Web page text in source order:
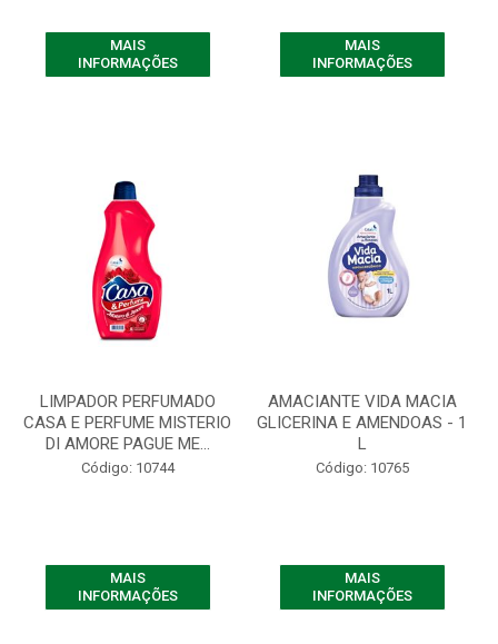
MAIS
INFORMAÇÕES
MAIS
INFORMAÇÕES
LIMPADOR PERFUMADO
CASA E PERFUME MISTERIO
DI AMORE PAGUE ME...
Código: 10744
MAIS
INFORMAÇÕES
AMACIANTE VIDA MACIA
GLICERINA E AMENDOAS - 1
L
Código: 10765
MAIS
INFORMAÇÕES